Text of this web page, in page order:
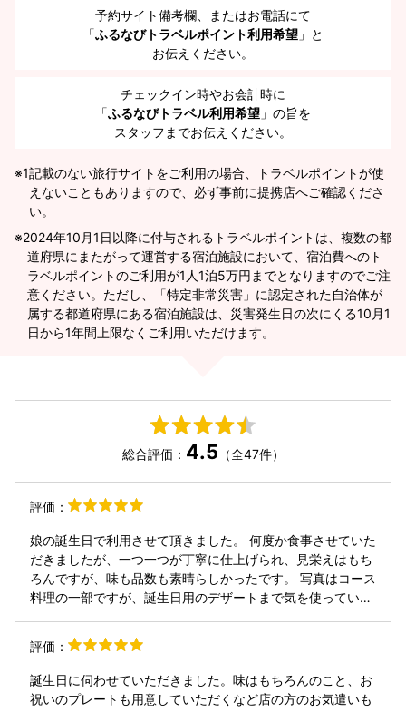
予約サイト備考欄、またはお電話にて
「ふるなびトラベルポイント利用希望 」と
お伝えください。
チェックイン時やお会計時に
「ふるなびトラベル利用希望 」の旨を
スタッフまでお伝えください。
※1記載のない旅行サイトをご利用の場合、トラベルポイントが使
えないこともありますので、必ず事前に提携店へご確認くださ
い。
2024年10月1日以降に付与されるトラベルポイントは、複数の都
道府県にまたがって運営する宿泊施設において、宿泊費へのト
ラベルポイントのご利用が1人1泊5万円までとなりますのでご注
意ください。ただし、「特定非常災害」に認定された自治体が
属する都道府県にある宿泊施設は、災害発生日の次にくる10月1
日から1年間上限なくご利用いただけます。
総合評価： 4.5 （全47件）
評価：
娘の誕生日で利用させて頂きました。 何度か食事させていた
だきましたが、一つ一つが丁寧に仕上げられ、見栄えはもち
ろんですが、味も品数も素晴らしかったです。 写真はコース
料理の一部ですが、誕生日用のデザートまで気を使っていた
とても気に入っております。またお邪魔させていただきま
す！
評価：
誕生日に伺わせていただきました。味はもちろんのこと、お
祝いのプレートも用意していただくなど店の方のお気遣いも